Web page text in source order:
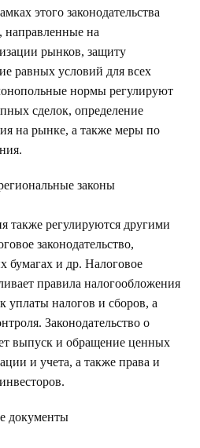
этого законодательства
направленные на
рынков, защиту
равных условий для всех
нормы регулируют
сделок, определение
на рынке, а также меры по
законы
также регулируются другими
законодательство,
бумагах и др. Налоговое
правила налогообложения
уплаты налогов и сборов, а
Законодательство о
выпуск и обращение ценных
и учета, а также права и
документы